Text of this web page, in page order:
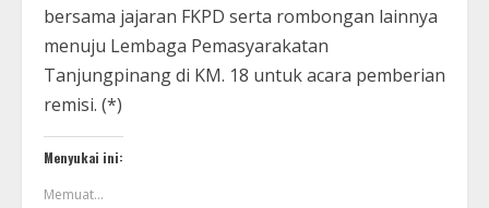
bersama jajaran FKPD serta rombongan lainnya
menuju Lembaga Pemasyarakatan
Tanjungpinang di KM. 18 untuk acara pemberian
remisi. (*)
Menyukai ini:
Memuat...